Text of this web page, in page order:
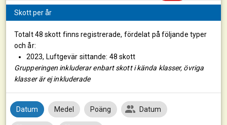
Skott per år
Totalt 48 skott finns registrerade, fördelat på följande typer
och år:
2023, Luftgevär sittande: 48 skott
Grupperingen inkluderar enbart skott i kända klasser, övriga
klasser är ej inkluderade
Datum Medel Poäng Datum